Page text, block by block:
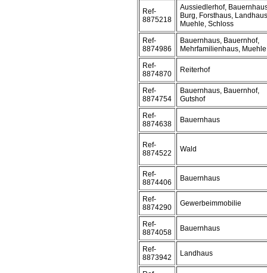
Ref-
8875218
Aussiedlerhof,
Burg, Forsthaus,
Muehle, Schloss
Ref-
8874986
Bauernhaus, Bauernhof,
Mehrfamilienhaus, Muehle
Ref-
8874870
Reiterhof
Ref-
8874754
Bauernhaus, Bauernhof,
Gutshof
Ref-
8874638
Bauernhaus
Ref-
8874522
Wald
Ref-
8874406
Bauernhaus
Ref-
8874290
Gewerbeimmobilie
Ref-
8874058
Bauernhaus
Ref-
8873942
Landhaus